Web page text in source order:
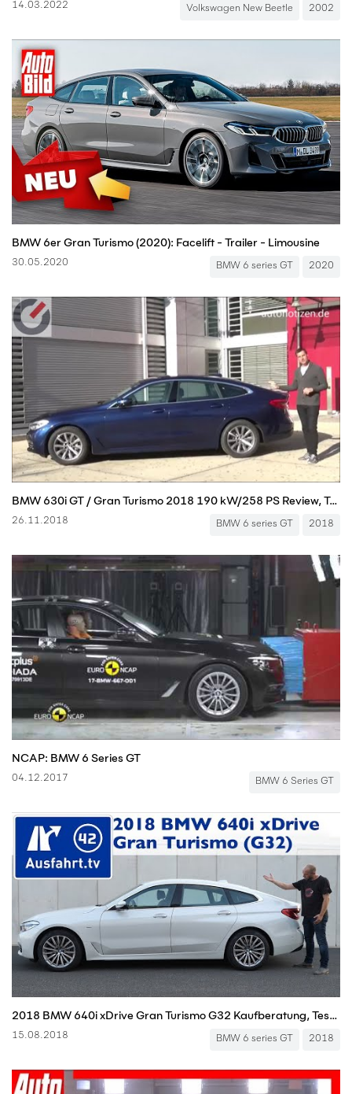
14.03.2022 Volkswagen New Beetle 2002
BMW 6er Gran Turismo (2020): Facelift - Trailer - Limousine
30.05.2020 BMW 6 series GT 2020
BMW 630i GT / Gran Turismo 2018 190 kW/258 PS Review, Test, Vorstellung
26.11.2018 BMW 6 series GT 2018
NCAP: BMW 6 Series GT
04.12.2017 BMW 6 Series GT
2018 BMW 640i xDrive Gran Turismo G32 Kaufberatung, Test, Review
15.08.2018 BMW 6 series GT 2018